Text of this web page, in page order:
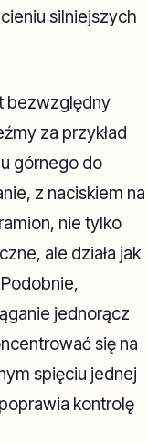
silniejszych
bezwzględny
za przykład
górnego do
z naciskiem na
nie tylko
ale działa jak
jednorącz
się na
spięciu jednej
kontrolę